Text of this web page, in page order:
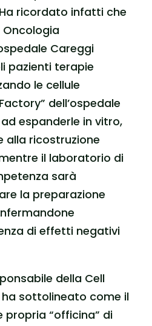
ricordato infatti che
Oncologia
Careggi
pazienti terapie
le cellule
dell’ospedale
espanderle in vitro,
alla ricostruzione
il laboratorio di
sarà
la preparazione
di effetti negativi
della Cell
ha sottolineato come il
“officina” di